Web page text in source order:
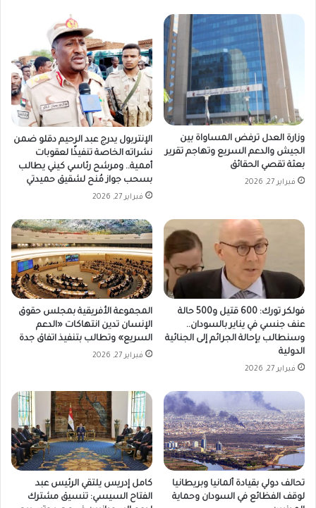
وزارة العدل ترفض المساواة بين
الجيش والدعم السريع وتهاجم تقرير
بعثة تقصي الحقائق
فبراير 27, 2026
الإنتربول يدرج عبد الرحيم دقلو ضمن
نشراته الخاصة تنفيذًا لعقوبات
أممية.. ومرشح رئاسي كيني يطالب
بسحب جواز مُنح لشقيق حميدتي
فبراير 27, 2026
فولكر تورك: 600 قتيل و500 حالة
عنف جنسي في يناير بالسودان..
وسنطالب بإحالة الجرائم إلى الجنائية
الدولية
فبراير 27, 2026
المجموعة الأفريقية بمجلس حقوق
الإنسان تدين انتهاكات «الدعم
السريع» وتطالب بتنفيذ اتفاق جدة
فبراير 27, 2026
تحالف دولي بقيادة ألمانيا وبريطانيا
لوقف الفظائع في السودان وحماية
كامل إدريس يلتقي الرئيس عبد
الفتاح السيسي: تنسيق مشترك